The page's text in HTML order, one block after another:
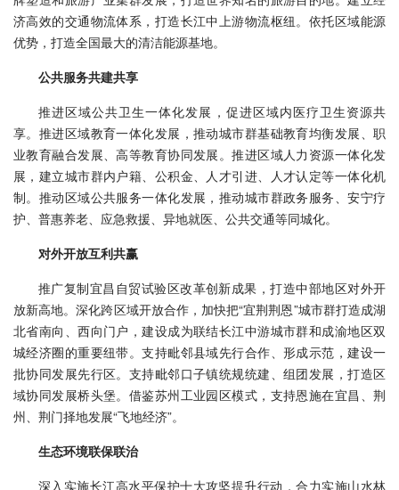
济高效的交通物流体系，打造长江中上游物流枢纽。依托区域能源
优势，打造全国最大的清洁能源基地。
公共服务共建共享
推进区域公共卫生一体化发展，促进区域内医疗卫生资源共
享。推进区域教育一体化发展，推动城市群基础教育均衡发展、职
业教育融合发展、高等教育协同发展。推进区域人力资源一体化发
展，建立城市群内户籍、公积金、人才引进、人才认定等一体化机
制。推动区域公共服务一体化发展，推动城市群政务服务、安宁疗
护、普惠养老、应急救援、异地就医、公共交通等同城化。
对外开放互利共赢
推广复制宜昌自贸试验区改革创新成果，打造中部地区对外开
放新高地。深化跨区域开放合作，加快把“宜荆荆恩”城市群打造成湖
北省南向、西向门户，建设成为联结长江中游城市群和成渝地区双
城经济圈的重要纽带。支持毗邻县域先行合作、形成示范，建设一
批协同发展先行区。支持毗邻口子镇统规统建、组团发展，打造区
域协同发展桥头堡。借鉴苏州工业园区模式，支持恩施在宜昌、荆
州、荆门择地发展“飞地经济”。
生态环境联保联治
深入实施长江高水平保护十大攻坚提升行动，合力实施山水林